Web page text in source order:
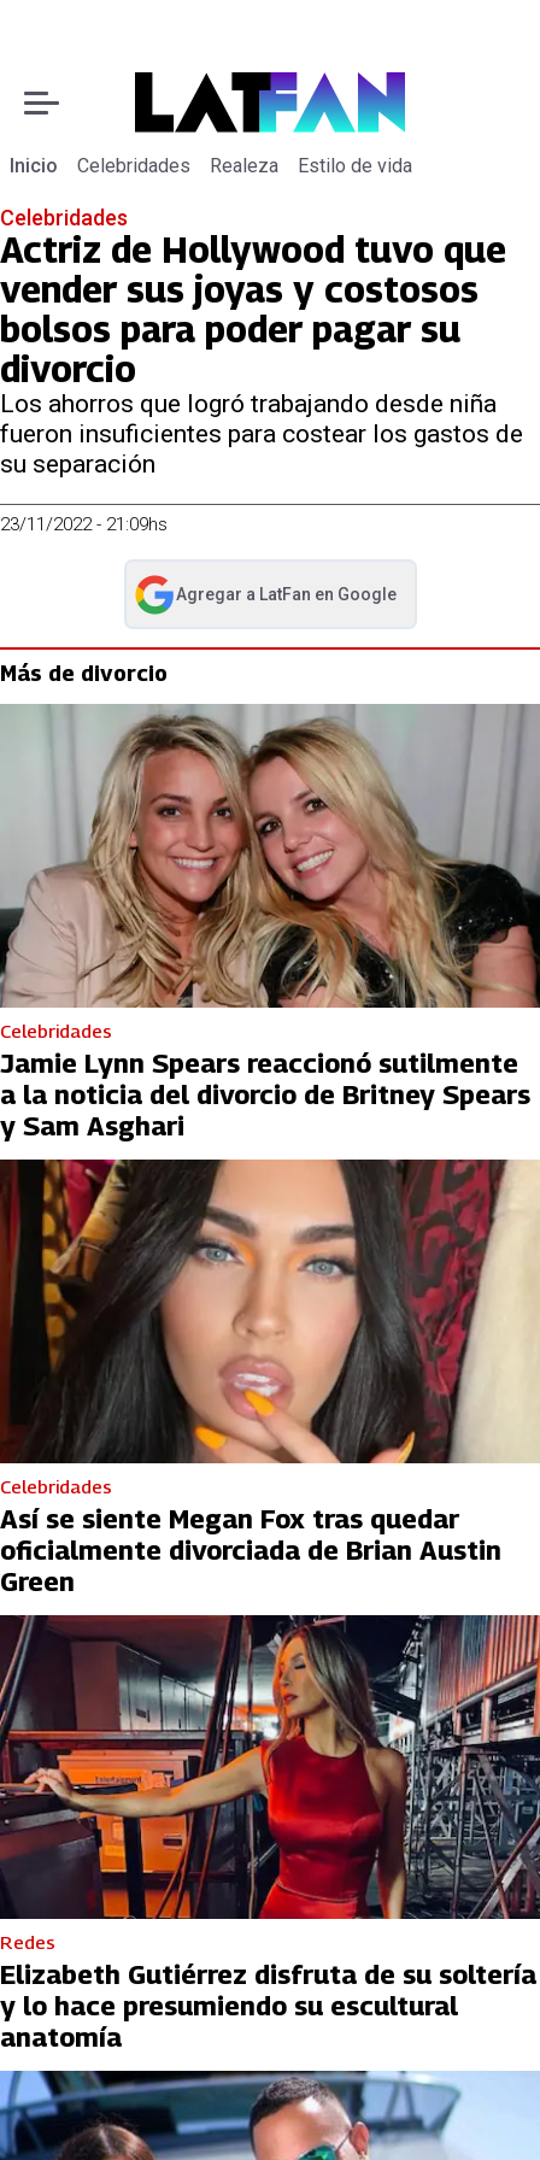
Inicio Celebridades Realeza Estilo de vida
Celebridades
Actriz de Hollywood tuvo que
vender sus joyas y costosos
bolsos para poder pagar su
divorcio
Los ahorros que logró trabajando desde niña
fueron insuficientes para costear los gastos de
su separación
23/11/2022 - 21:09hs
Agregar a LatFan en Google
abre en nueva pestaña
Más de divorcio
Celebridades
Jamie Lynn Spears reaccionó sutilmente
a la noticia del divorcio de Britney Spears
y Sam Asghari
Celebridades
Así se siente Megan Fox tras quedar
oficialmente divorciada de Brian Austin
Green
Redes
Elizabeth Gutiérrez disfruta de su soltería
y lo hace presumiendo su escultural
anatomía